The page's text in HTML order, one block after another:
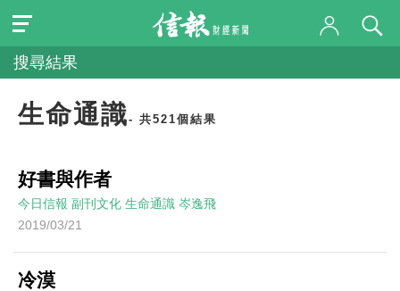
搜尋結果
生命通識- 共521個結果
好書與作者
今日信報 副刊文化 生命通識 岑逸飛
2019/03/21
冷漠